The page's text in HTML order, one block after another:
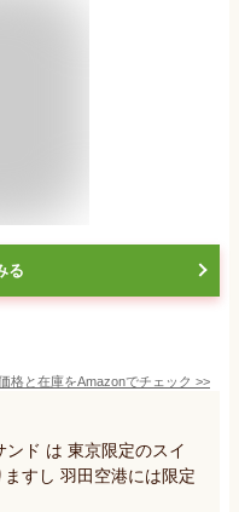
る
格と在庫をAmazonでチェック >>
ド は 東京限定のスイ
すし 羽田空港には限定